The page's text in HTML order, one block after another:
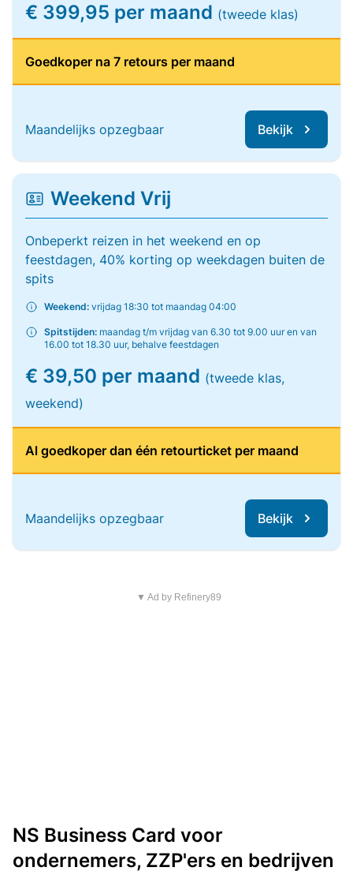
€ 399,95 per maand (tweede klas)
Goedkoper na 7 retours per maand
Maandelijks opzegbaar Bekijk
Weekend Vrij
Onbeperkt reizen in het weekend en op
feestdagen, 40% korting op weekdagen buiten de
spits
Weekend: vrijdag 18:30 tot maandag 04:00
Spitstijden: maandag t/m vrijdag van 6.30 tot 9.00 uur en van
16.00 tot 18.30 uur, behalve feestdagen
€ 39,50 per maand (tweede klas,
weekend)
Al goedkoper dan één retourticket per maand
Maandelijks opzegbaar Bekijk
▼ Ad by Refinery89
NS Business Card voor
ondernemers, ZZP'ers en bedrijven